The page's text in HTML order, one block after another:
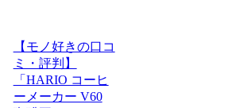
【モノ好きの口コ
ミ・評判】
「HARIO コーヒ
ーメーカー V60